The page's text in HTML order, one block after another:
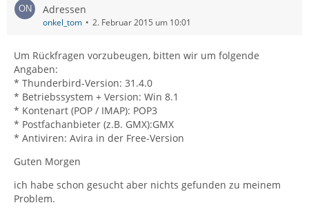
Adressen
onkel_tom 2. Februar 2015 um 10:01
Um Rückfragen vorzubeugen, bitten wir um folgende
Angaben:
* Thunderbird-Version: 31.4.0
* Betriebssystem + Version: Win 8.1
* Kontenart (POP / IMAP): POP3
* Postfachanbieter (z.B. GMX):GMX
* Antiviren: Avira in der Free-Version
Guten Morgen
ich habe schon gesucht aber nichts gefunden zu meinem
Problem.